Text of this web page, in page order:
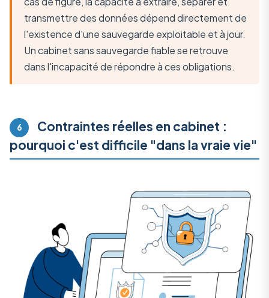
transmettre des données dépend directement de
l'existence d'une sauvegarde exploitable et à jour.
Un cabinet sans sauvegarde fiable se retrouve
dans l'incapacité de répondre à ces obligations.
6
Contraintes réelles en cabinet :
pourquoi c'est difficile "dans la vraie vie"